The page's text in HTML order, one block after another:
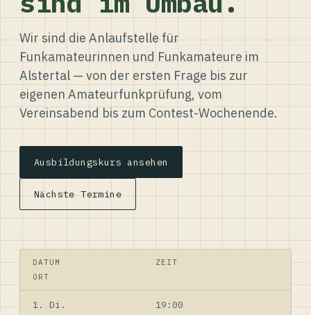
Wir sind die Anlaufstelle für
Funkamateurinnen und Funkamateure im
Alstertal — von der ersten Frage bis zur
eigenen Amateurfunkprüfung, vom
Vereinsabend bis zum Contest-Wochenende.
Ausbildungskurs ansehen
Nächste Termine
DATUM
ZEIT
ORT
1. Di.
19:00